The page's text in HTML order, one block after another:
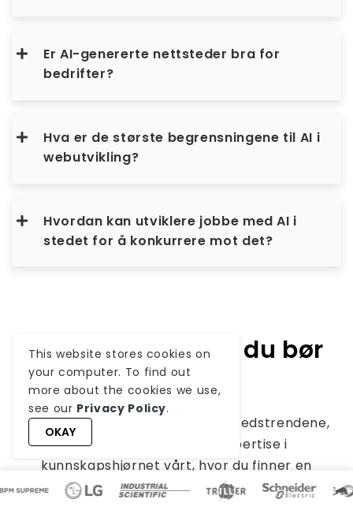
Er AI-genererte nettsteder bra for
bedrifter?
Hva er de største begrensningene til AI i
webutvikling?
Hvordan kan utviklere jobbe med AI i
stedet for å konkurrere mot det?
Relaterte artikler du bør
lese neste
Utforsk den siste innsikten, markedstrendene,
forbrukernes krav og ekspertise i
kunnskapshjørnet vårt, hvor du finner en
skattekiste av de nyeste oppskriftene som er
This website stores cookies on
your computer. To find out
more about the cookies we use,
see our Privacy Policy.
OKAY